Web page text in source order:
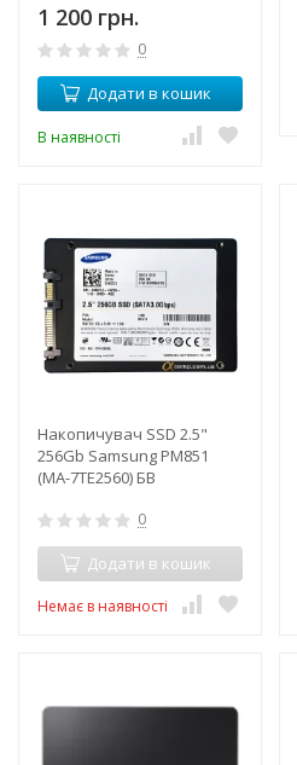
1 200 грн.
0
Додати в кошик
В наявності
Накопичувач SSD 2.5"
256Gb Samsung PM851
(MA-7TE2560) БВ
0
Додати в кошик
Немає в наявності